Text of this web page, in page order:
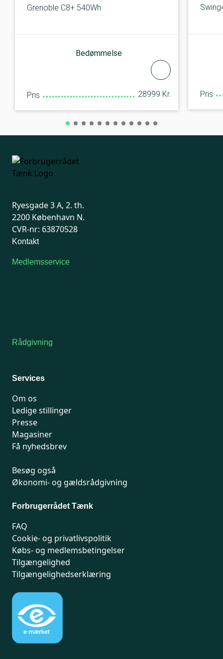
Grenoble C8+ 540Wh
Bedømmelse
Pris 28999 Kr. Pris
Ryesgade 3 A, 2. th.
2200 København N.
CVR-nr: 63870528
Kontakt
Medlemsservice
Rådgivning
Services
Om os
Ledige stillinger
Presse
Magasiner
Få nyhedsbrev
Besøg også
Økonomi- og gældsrådgivning
Forbrugerrådet Tænk
FAQ
Cookie- og privatlivspolitik
Købs- og medlemsbetingelser
Tilgængelighed
Tilgængelighedserklæring